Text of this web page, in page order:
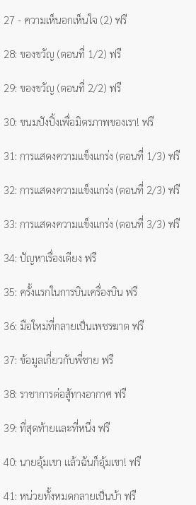
27 - ความเห็นอกเห็นใจ (2) ฟรี
28: ของขวัญ (ตอนที่ 1/2) ฟรี
29: ของขวัญ (ตอนที่ 2/2) ฟรี
30: ขนมปังปิ้งเพื่อมิตรภาพของเรา! ฟรี
31: การแสดงความแข็งแกร่ง (ตอนที่ 1/3) ฟรี
32: การแสดงความแข็งแกร่ง (ตอนที่ 2/3) ฟรี
33: การแสดงความแข็งแกร่ง (ตอนที่ 3/3) ฟรี
34: ปัญหาเรื่องเตียง ฟรี
35: ครั้งแรกในการบินเครื่องบิน ฟรี
36: มือใหม่ที่กลายเป็นเพชรฆาต ฟรี
37: ข้อมูลเกี่ยวกับพี่ชาย ฟรี
38: ราชาการต่อสู้ทางอากาศ ฟรี
39: ที่สุดท้ายและที่หนึ่ง ฟรี
40: นายอุ้มเขา แล้วฉันก็อุ้มเขา! ฟรี
41: หน่วยทั้งหมดกลายเป็นบ้า ฟรี